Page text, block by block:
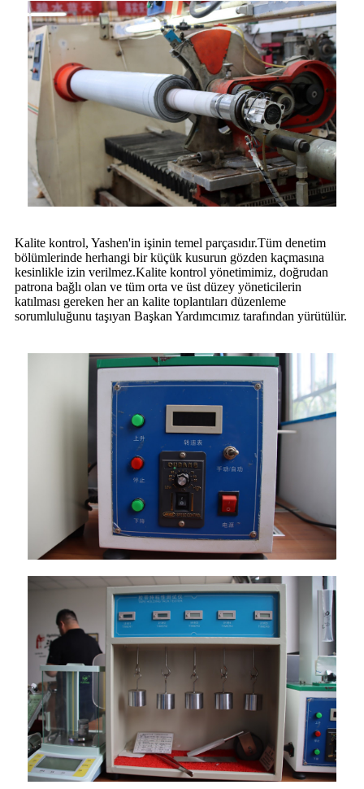
Kalite kontrol, Yashen'in işinin temel parçasıdır.Tüm denetim
bölümlerinde herhangi bir küçük kusurun gözden kaçmasına
kesinlikle izin verilmez.Kalite kontrol yönetimimiz, doğrudan
patrona bağlı olan ve tüm orta ve üst düzey yöneticilerin
katılması gereken her an kalite toplantıları düzenleme
sorumluluğunu taşıyan Başkan Yardımcımız tarafından yürütülür.